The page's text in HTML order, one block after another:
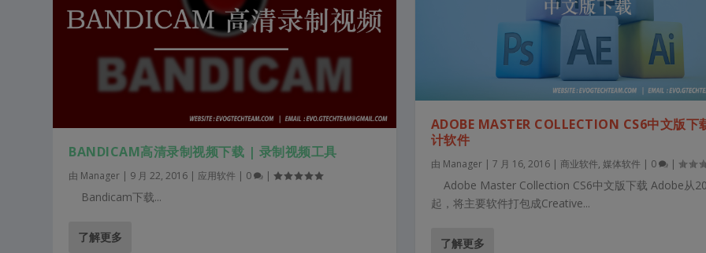
BANDICAM高清录制视频下载 | 录制视频工具
由 Manager | 9 月 22, 2016 | 应用软件 | 0 |
Bandicam下载...
了解更多
ADOBE MASTER COLLECTION CS6中文版
计软件
由 Manager| 7 月 16, 2016| 商业软件, 媒体软件| 0 |
Adobe Master Collection CS6中文版下载 Adobe从
起，将主要软件打包成Creative...
了解更多